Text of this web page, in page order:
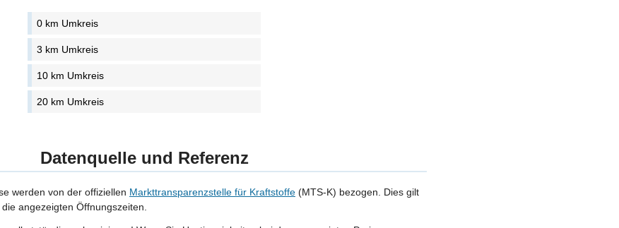
0 km Umkreis
3 km Umkreis
10 km Umkreis
20 km Umkreis
Datenquelle und Referenz
werden von der offiziellen Markttransparenzstelle für Kraftstoffe (MTS-K) bezogen. Dies gilt
angezeigten Öffnungszeiten.